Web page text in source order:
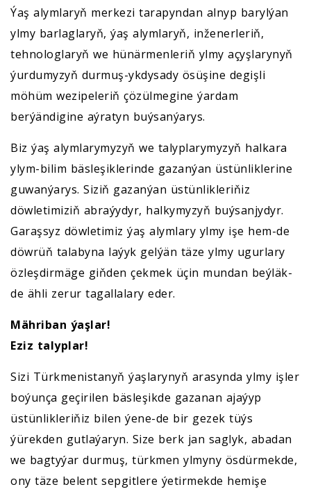
Ýaş alymlaryň merkezi tarapyndan alnyp barylýan
ylmy barlaglaryň, ýaş alymlaryň, inženerleriň,
tehnologlaryň we hünärmenleriň ylmy açyşlarynyň
ýurdumyzyň durmuş-ykdysady ösüşine degişli
möhüm wezipeleriň çözülmegine ýardam
berýändigine aýratyn buýsanýarys.
Biz ýaş alymlarymyzyň we talyplarymyzyň halkara
ylym-bilim bäsleşiklerinde gazanýan üstünliklerine
guwanýarys. Siziň gazanýan üstünlikleriňiz
döwletimiziň abraýydyr, halkymyzyň buýsanjydyr.
Garaşsyz döwletimiz ýaş alymlary ylmy işe hem-de
döwrüň talabyna laýyk gelýän täze ylmy ugurlary
özleşdirmäge giňden çekmek üçin mundan beýläk-
de ähli zerur tagallalary eder.
Mähriban ýaşlar!
Eziz talyplar!
Sizi Türkmenistanyň ýaşlarynyň arasynda ylmy işler
boýunça geçirilen bäsleşikde gazanan ajaýyp
üstünlikleriňiz bilen ýene-de bir gezek tüýs
ýürekden gutlaýaryn. Size berk jan saglyk, abadan
we bagtyýar durmuş, türkmen ylmyny ösdürmekde,
ony täze belent sepgitlere ýetirmekde hemişe